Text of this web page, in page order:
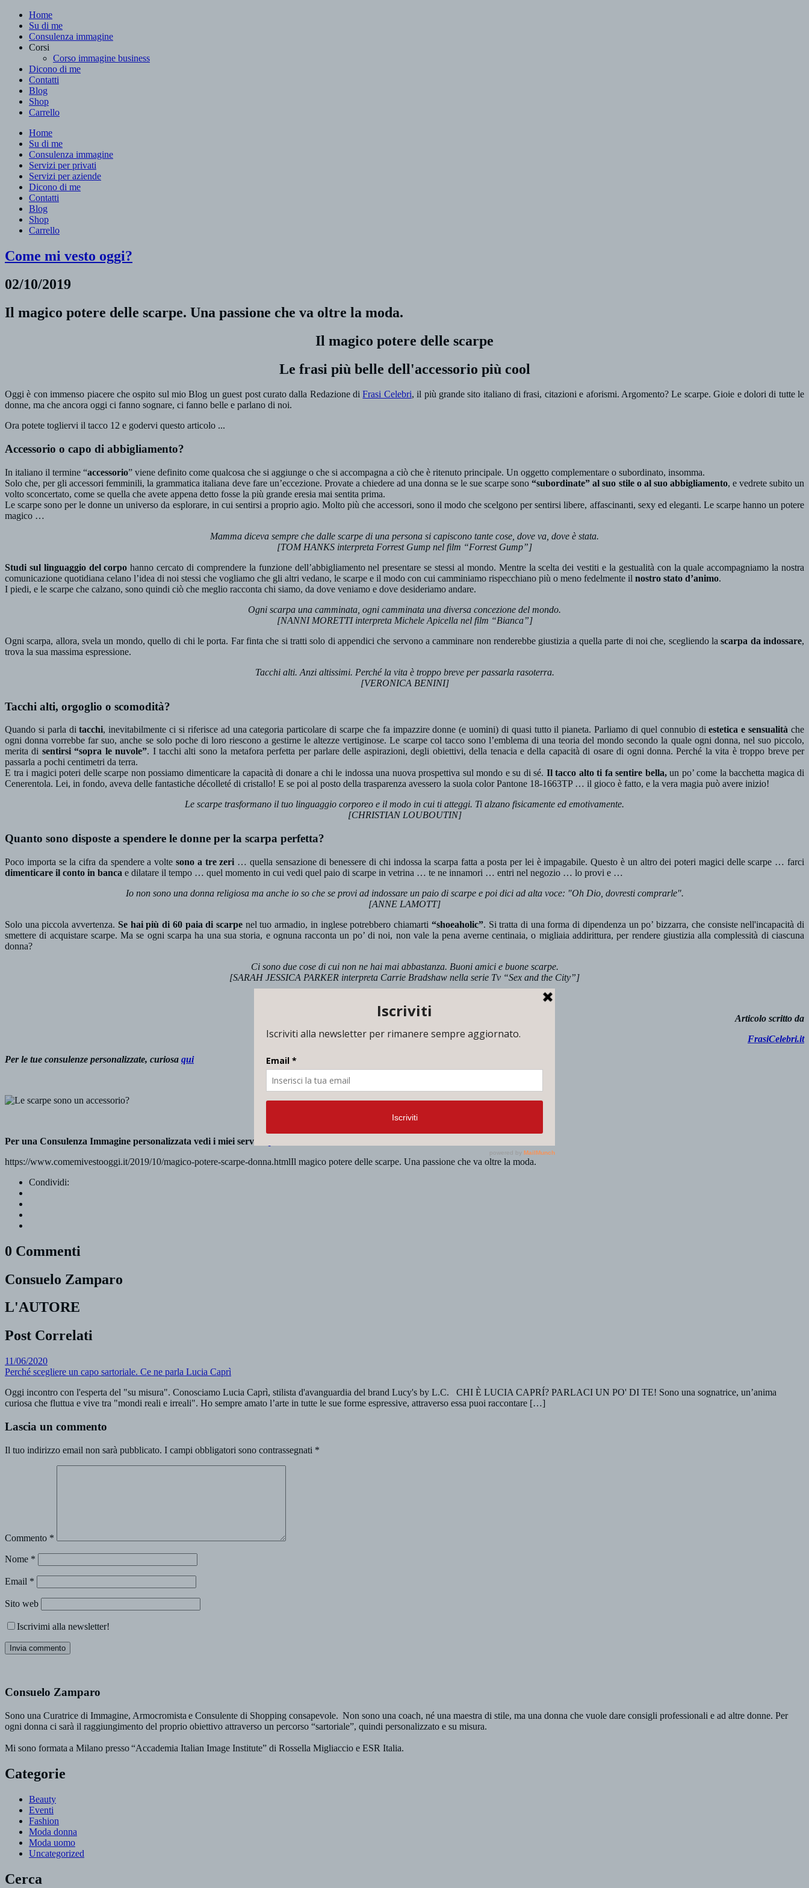
Home
Su di me
Consulenza immagine
Corsi
Corso immagine business
Dicono di me
Contatti
Blog
Shop
Carrello
Home
Su di me
Consulenza immagine
Servizi per privati
Servizi per aziende
Dicono di me
Contatti
Blog
Shop
Carrello
Come mi vesto oggi?
02/10/2019
Il magico potere delle scarpe. Una passione che va oltre la moda.
Il magico potere delle scarpe
Le frasi più belle dell'accessorio più cool
Oggi è con immenso piacere che ospito sul mio Blog un guest post curato dalla Redazione diFrasi Celebri, il più grande sito italiano di frasi, citazioni e aforismi. Argomento? Le scarpe. Gioie e dolori di tutte le
donne, ma che ancora oggi ci fanno sognare, ci fanno belle e parlano di noi.
Ora potete togliervi il tacco 12 e godervi questo articolo ...
Accessorio o capo di abbigliamento?
In italiano il termine “accessorio” viene definito come qualcosa che si aggiunge o che si accompagna a ciò che è ritenuto principale. Un oggetto complementare o subordinato, insomma.
Solo che, per gli accessori femminili, la grammatica italiana deve fare un’eccezione. Provate a chiedere ad una donna se le sue scarpe sono“subordinate” al suo stile o al suo abbigliamento, e vedrete subito un
volto sconcertato, come se quella che avete appena detto fosse la più grande eresia mai sentita prima.
Le scarpe sono per le donne un universo da esplorare, in cui sentirsi a proprio agio. Molto più che accessori, sono il modo che scelgono per sentirsi libere, affascinanti, sexy ed eleganti. Le scarpe hanno un potere
magico …
Mamma diceva sempre che dalle scarpe di una persona si capiscono tante cose, dove va, dove è stata.
[TOM HANKS interpreta Forrest Gump nel film “Forrest Gump”]
Studi sul linguaggio del corpo hanno cercato di comprendere la funzione dell’abbigliamento nel presentare se stessi al mondo. Mentre la scelta dei vestiti e la gestualità con la quale accompagniamo la nostra
comunicazione quotidiana celano l’idea di noi stessi che vogliamo che gli altri vedano, le scarpe e il modo con cui camminiamo rispecchiano più o meno fedelmente il nostro stato d’animo.
I piedi, e le scarpe che calzano, sono quindi ciò che meglio racconta chi siamo, da dove veniamo e dove desideriamo andare.
Ogni scarpa una camminata, ogni camminata una diversa concezione del mondo.
[NANNI MORETTI interpreta Michele Apicella nel film “Bianca”]
Ogni scarpa, allora, svela un mondo, quello di chi le porta. Far finta che si tratti solo di appendici che servono a camminare non renderebbe giustizia a quella parte di noi che, scegliendo la scarpa da indossare,
trova la sua massima espressione.
Tacchi alti. Anzi altissimi. Perché la vita è troppo breve per passarla rasoterra.
[VERONICA BENINI]
Tacchi alti, orgoglio o scomodità?
Quando si parla ditacchi, inevitabilmente ci si riferisce ad una categoria particolare di scarpe che fa impazzire donne (e uomini) di quasi tutto il pianeta. Parliamo di quel connubio di estetica e sensualità che
ogni donna vorrebbe far suo, anche se solo poche di loro riescono a gestirne le altezze vertiginose. Le scarpe col tacco sono l’emblema di una teoria del mondo secondo la quale ogni donna, nel suo piccolo,
merita di sentirsi “sopra le nuvole”. I tacchi alti sono la metafora perfetta per parlare delle aspirazioni, degli obiettivi, della tenacia e della capacità di osare di ogni donna. Perché la vita è troppo breve per
passarla a pochi centimetri da terra.
E tra i magici poteri delle scarpe non possiamo dimenticare la capacità di donare a chi le indossa una nuova prospettiva sul mondo e su di sé. Il tacco alto ti fa sentire bella,un po’ come la bacchetta magica di
Cenerentola. Lei, in fondo, aveva delle fantastiche décolleté di cristallo! E se poi al posto della trasparenza avessero la suola color Pantone 18-1663TP … il gioco è fatto, e la vera magia può avere inizio!
Le scarpe trasformano il tuo linguaggio corporeo e il modo in cui ti atteggi. Ti alzano fisicamente ed emotivamente.
[CHRISTIAN LOUBOUTIN]
Quanto sono disposte a spendere le donne per la scarpa perfetta?
Poco importa se la cifra da spendere a volte sono a tre zeri … quella sensazione di benessere di chi indossa la scarpa fatta a posta per lei è impagabile. Questo è un altro dei poteri magici delle scarpe … farci
dimenticare il conto in banca e dilatare il tempo … quel momento in cui vedi quel paio di scarpe in vetrina … te ne innamori … entri nel negozio … lo provi e …
Io non sono una donna religiosa ma anche io so che se provi ad indossare un paio di scarpe e poi dici ad alta voce: "Oh Dio, dovresti comprarle".
[ANNE LAMOTT]
Solo una piccola avvertenza. Se hai più di 60 paia di scarpe nel tuo armadio, in inglese potrebbero chiamarti “shoeaholic”. Si tratta di una forma di dipendenza un po’ bizzarra, che consiste nell'incapacità di
smettere di acquistare scarpe. Ma se ogni scarpa ha una sua storia, e ognuna racconta un po’ di noi, non vale la pena averne centinaia, o migliaia addirittura, per rendere giustizia alla complessità di ciascuna
donna?
Ci sono due cose di cui non ne hai mai abbastanza. Buoni amici e buone scarpe.
[SARAH JESSICA PARKER interpreta Carrie Bradshaw nella serie Tv “Sex and the City”]
Articolo scritto da
FrasiCelebri.it
Per le tue consulenze personalizzate, curiosa qui
Per una Consulenza Immagine personalizzata vedi i miei servizi
https://www.comemivestooggi.it/2019/10/magico-potere-scarpe-donna.htmlIl magico potere delle scarpe. Una passione che va oltre la moda.
Condividi:
0 Commenti
Consuelo Zamparo
L'AUTORE
Post Correlati
11/06/2020
Perché scegliere un capo sartoriale. Ce ne parla Lucia Caprì
Oggi incontro con l'esperta del "su misura". Conosciamo Lucia Caprì, stilista d'avanguardia del brand Lucy's by L.C. CHI È LUCIA CAPRÍ? PARLACI UN PO' DI TE! Sono una sognatrice, un’anima
curiosa che fluttua e vive tra "mondi reali e irreali". Ho sempre amato l’arte in tutte le sue forme espressive, attraverso essa puoi raccontare […]
Lascia un commento
Il tuo indirizzo email non sarà pubblicato. I campi obbligatori sono contrassegnati *
Commento *
Nome *
Email *
Sito web
Iscrivimi alla newsletter!
Consuelo Zamparo
Sono una Curatrice di Immagine, Armocromista e Consulente di Shopping consapevole. Non sono una coach, né una maestra di stile, ma una donna che vuole dare consigli professionali e ad altre donne. Per
ogni donna ci sarà il raggiungimento del proprio obiettivo attraverso un percorso “sartoriale”, quindi personalizzato e su misura.
Mi sono formata a Milano presso “Accademia Italian Image Institute” di Rossella Migliaccio e ESR Italia.
Categorie
Beauty
Eventi
Fashion
Moda donna
Moda uomo
Uncategorized
Cerca